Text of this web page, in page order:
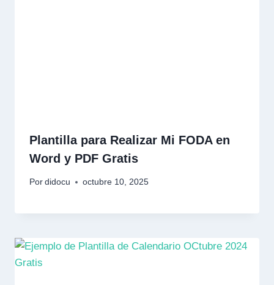
Plantilla para Realizar Mi FODA en
Word y PDF Gratis
Por didocu octubre 10, 2025